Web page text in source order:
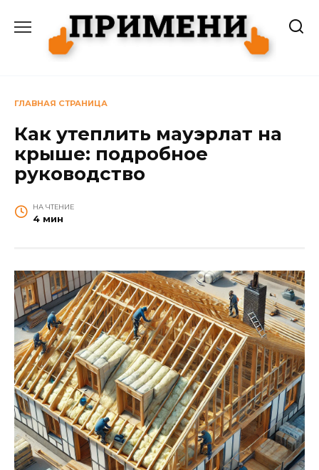
содержанию
ГЛАВНАЯ СТРАНИЦА
Как утеплить мауэрлат на
крыше: подробное
руководство
НА ЧТЕНИЕ
4 мин